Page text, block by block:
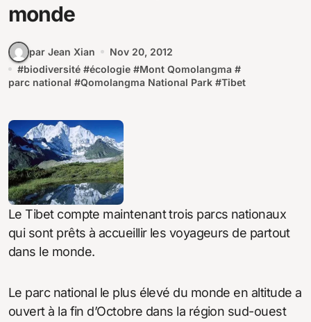
monde
par Jean Xian
Nov 20, 2012
#biodiversité #écologie #Mont Qomolangma #
parc national #Qomolangma National Park #Tibet
Le Tibet compte maintenant trois parcs nationaux
qui sont prêts à accueillir les voyageurs de partout
dans le monde.
Le parc national le plus élevé du monde en altitude a
ouvert à la fin d’Octobre dans la région sud-ouest